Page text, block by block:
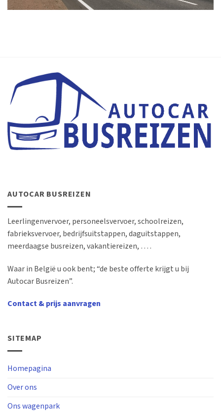
AUTOCAR BUSREIZEN
Leerlingenvervoer, personeelsvervoer, schoolreizen,
fabrieksvervoer, bedrijfsuitstappen, daguitstappen,
meerdaagse busreizen, vakantiereizen, … .
Waar in België u ook bent; “de beste offerte krijgt u bij
Autocar Busreizen”.
Contact & prijs aanvragen
SITEMAP
Homepagina
Over ons
Ons wagenpark